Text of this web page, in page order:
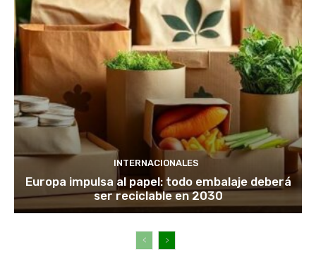
INTERNACIONALES
Europa impulsa al papel: todo embalaje deberá
ser reciclable en 2030